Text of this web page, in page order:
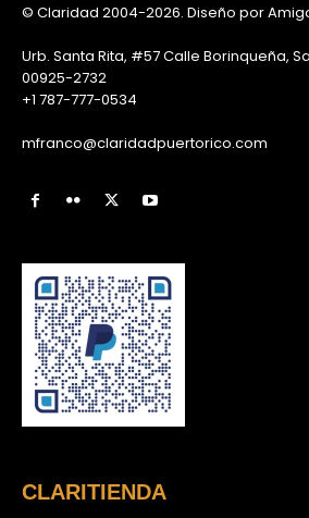
© Claridad 2004-2026. Diseño por
Urb. Santa Rita, #57 Calle Borinqueña,
00925-2732
+1 787-777-0534
mfranco@claridadpuertorico.com
CLARITIENDA